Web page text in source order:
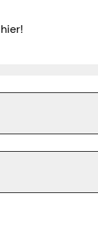
hier!